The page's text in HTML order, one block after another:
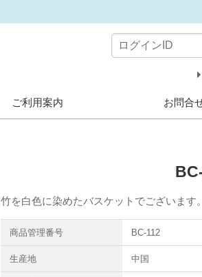
ご利用案内 お問合
竹を白色に染めたバスケットでございます。
商品管理番号 BC-112
生産地 中国